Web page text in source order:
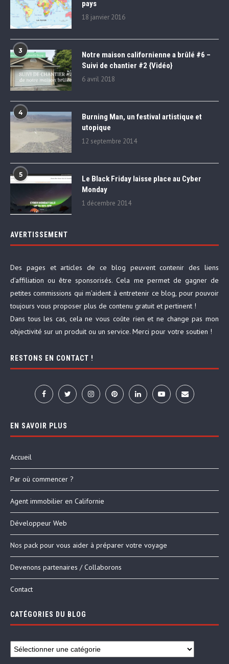
pays
18 janvier 2016
3
Notre maison californienne a brûlé #6 –
Suivi de chantier #2 {Vidéo}
6 avril 2018
4
Burning Man, un festival artistique et
utopique
12 septembre 2014
5
Le Black Friday laisse place au Cyber
Monday
1 décembre 2014
AVERTISSEMENT
Des pages et articles de ce blog peuvent contenir des liens
d’affiliation ou être sponsorisés. Cela me permet de gagner de
petites commissions qui m’aident à entretenir ce blog, pour pouvoir
toujours vous proposer plus de contenu gratuit et pertinent !
Dans tous les cas, cela ne vous coûte rien et ne change pas mon
objectivité sur un produit ou un service. Merci pour votre soutien !
RESTONS EN CONTACT !
EN SAVOIR PLUS
Accueil
Par où commencer ?
Agent immobilier en Californie
Développeur Web
Nos pack pour vous aider à préparer votre voyage
Devenons partenaires / Collaborons
Contact
CATÉGORIES DU BLOG